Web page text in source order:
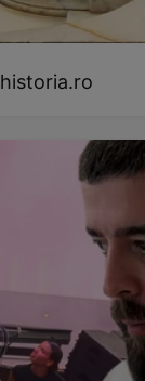
historia.ro